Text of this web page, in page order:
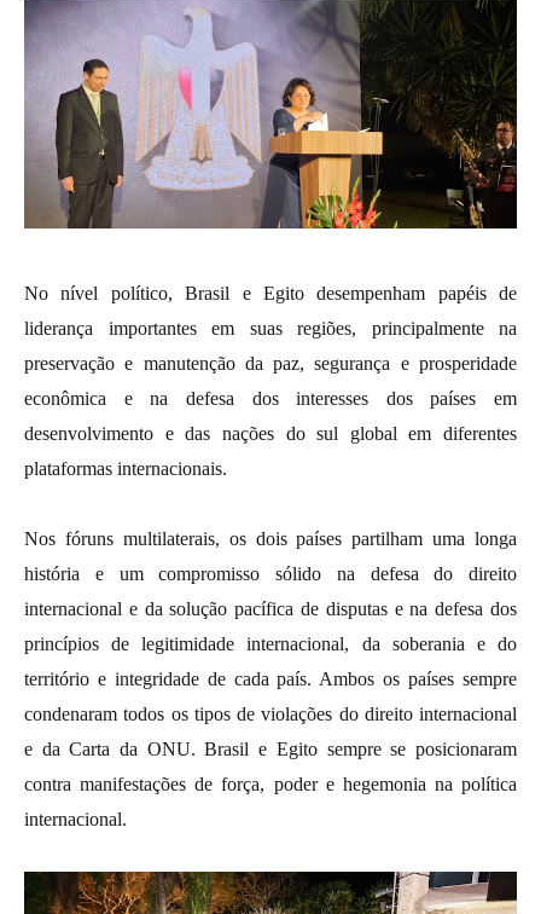
No nível político, Brasil e Egito desempenham papéis de
liderança importantes em suas regiões, principalmente na
preservação e manutenção da paz, segurança e prosperidade
econômica e na defesa dos interesses dos países em
desenvolvimento e das nações do sul global em diferentes
plataformas internacionais.
Nos fóruns multilaterais, os dois países partilham uma longa
história e um compromisso sólido na defesa do direito
internacional e da solução pacífica de disputas e na defesa dos
princípios de legitimidade internacional, da soberania e do
território e integridade de cada país. Ambos os países sempre
condenaram todos os tipos de violações do direito internacional
e da Carta da ONU. Brasil e Egito sempre se posicionaram
contra manifestações de força, poder e hegemonia na política
internacional.